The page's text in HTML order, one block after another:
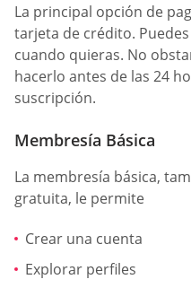
La principal opción de
tarjeta de crédito.
cuando quieras. No
hacerlo antes de las 24
suscripción.
Membresía Básica
La membresía básica,
gratuita, le permite
Crear una cuenta
Explorar perfiles